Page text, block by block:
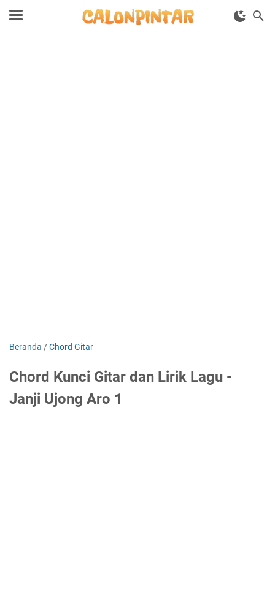
Beranda /Chord Gitar
Chord Kunci Gitar dan Lirik Lagu -
Janji Ujong Aro 1